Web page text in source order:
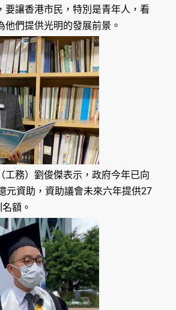
要讓香港市民，特別是青年人，看
他們提供光明的發展前景。
工務）劉俊傑表示，政府今年已向
元資助，資助議會未來六年提供27
額。